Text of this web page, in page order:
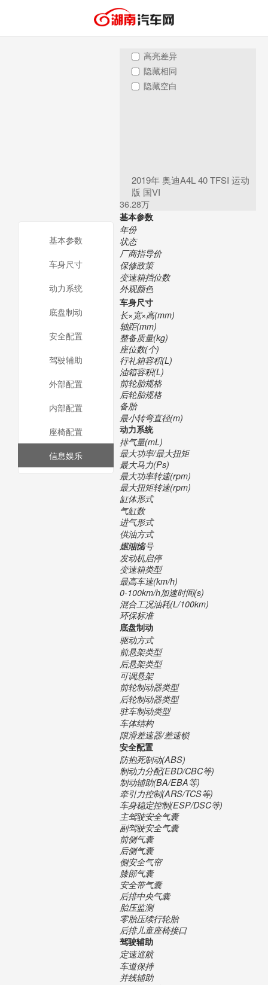
高亮差异
隐藏相同
隐藏空白
2019年 奥迪A4L 40 TFSI 运动
版 国VI
36.28万
基本参数
年份
状态
厂商指导价
保修政策
变速箱挡位数
外观颜色
车身尺寸
长×宽×高(mm)
轴距(mm)
整备质量(kg)
座位数(个)
行礼箱容积(L)
油箱容积(L)
前轮胎规格
后轮胎规格
备胎
最小转弯直径(m)
动力系统
排气量(mL)
最大功率/最大扭矩
最大马力(Ps)
最大功率转速(rpm)
最大扭矩转速(rpm)
缸体形式
气缸数
进气形式
供油方式
压缩比
燃油编号
发动机启停
变速箱类型
最高车速(km/h)
0-100km/h加速时间(s)
混合工况油耗(L/100km)
环保标准
底盘制动
驱动方式
前悬架类型
后悬架类型
可调悬架
前轮制动器类型
后轮制动器类型
驻车制动类型
车体结构
限滑差速器/差速锁
安全配置
防抱死制动(ABS)
制动力分配(EBD/CBC等)
制动辅助(BA/EBA等)
牵引力控制(ARS/TCS等)
车身稳定控制(ESP/DSC等)
主驾驶安全气囊
副驾驶安全气囊
前侧气囊
后侧气囊
侧安全气帘
膝部气囊
安全带气囊
后排中央气囊
胎压监测
零胎压续行轮胎
后排儿童座椅接口
驾驶辅助
定速巡航
车道保持
并线辅助
基本参数
车身尺寸
动力系统
底盘制动
安全配置
驾驶辅助
外部配置
内部配置
座椅配置
信息娱乐